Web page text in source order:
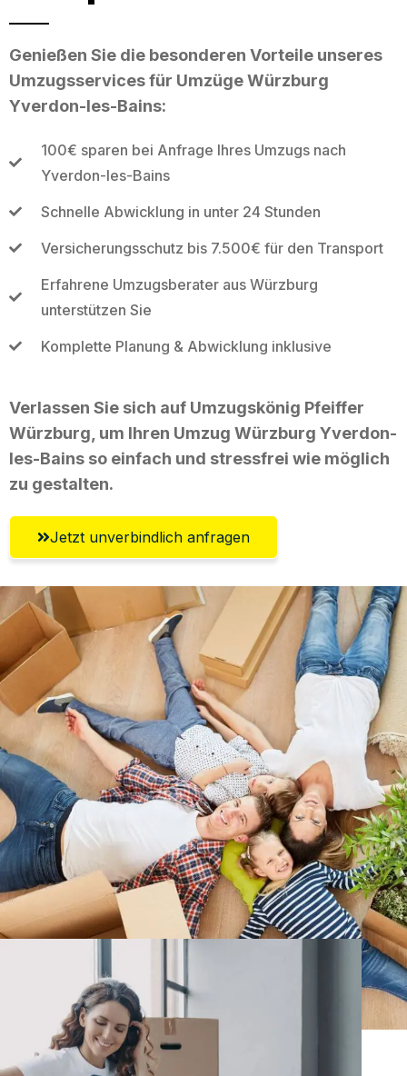
Genießen Sie die besonderen Vorteile unseres
Umzugsservices für Umzüge Würzburg
Yverdon-les-Bains:
100€ sparen bei Anfrage Ihres Umzugs nach
Yverdon-les-Bains
Schnelle Abwicklung in unter 24 Stunden
Versicherungsschutz bis 7.500€ für den Transport
Erfahrene Umzugsberater aus Würzburg
unterstützen Sie
Komplette Planung & Abwicklung inklusive
Verlassen Sie sich auf Umzugskönig Pfeiffer
Würzburg, um Ihren Umzug Würzburg Yverdon-
les-Bains so einfach und stressfrei wie möglich
zu gestalten.
Jetzt unverbindlich anfragen